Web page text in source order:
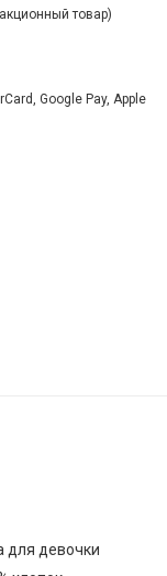
товар)
Google Pay, Apple
для девочки